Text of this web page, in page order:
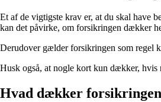
Et af de vigtigste krav er, at du skal have
kan det påvirke, om forsikringen dækker
Derudover gælder forsikringen som regel
Husk også, at nogle kort kun dækker, hvis
Hvad dækker